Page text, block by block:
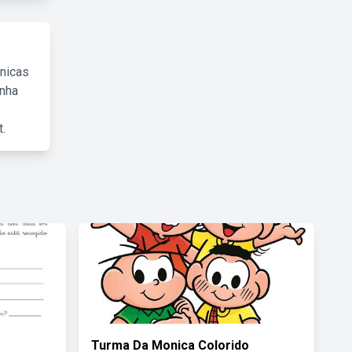
Turma Da Monica Colorido